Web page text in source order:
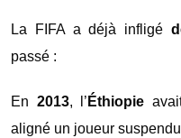
La FIFA a déjà infligé
passé :
En 2013, l’ Éthiopie
aligné un joueur